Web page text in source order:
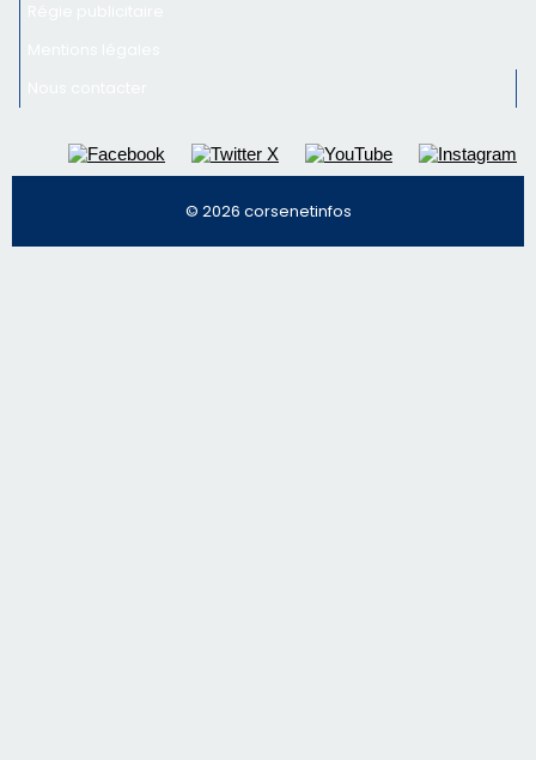
© 2026 corsenetinfos